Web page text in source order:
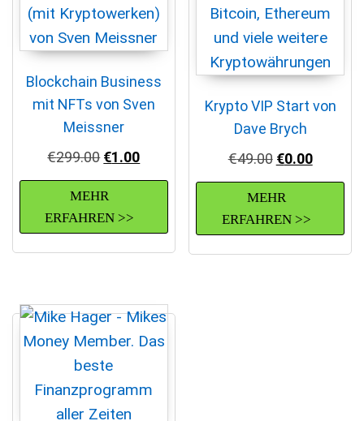
Blockchain Business
mit NFTs von Sven
Meissner
€299.00 Ursprünglicher Preis war: €299.00
€1.00Aktueller Preis ist: €1.00.
MEHR
ERFAHREN >>
Krypto VIP Start von
Dave Brych
€49.00 €0.00
MEHR
ERFAHREN >>